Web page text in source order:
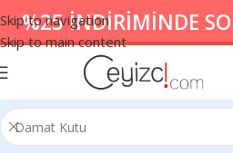
Skip to navigation
Skip to main content
%25 İNDİRİMİNDE